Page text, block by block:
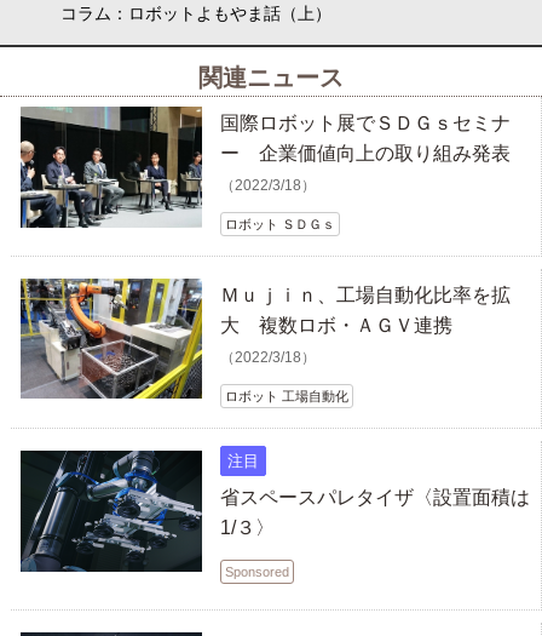
コラム：ロボットよもやま話（上）
関連ニュース
国際ロボット展でＳＤＧｓセミナ
ー 企業価値向上の取り組み発表
（2022/3/18）
ロボット ＳＤＧｓ
Ｍｕｊｉｎ、工場自動化比率を拡
大 複数ロボ・ＡＧＶ連携
（2022/3/18）
ロボット 工場自動化
注目
省スペースパレタイザ〈設置面積は
1/３〉
Sponsored